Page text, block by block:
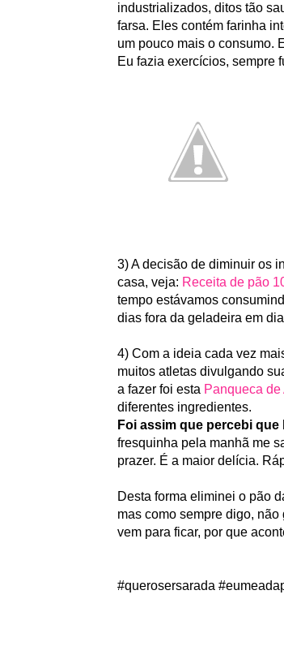
industrializados, ditos tão
farsa. Eles contém farinha
um pouco mais o consumo.
Eu fazia exercícios, sempre
3) A decisão de diminuir os
casa, veja: Receita de pão
tempo estávamos
dias fora da geladeira em
4) Com a ideia cada vez
muitos atletas divulgando
a fazer foi esta Panqueca
diferentes ingredientes.
Foi assim que percebi
fresquinha pela manhã me
prazer. É a maior delícia.
Desta forma eliminei o pão
mas como sempre digo,
vem para ficar, por que
#querosersarada